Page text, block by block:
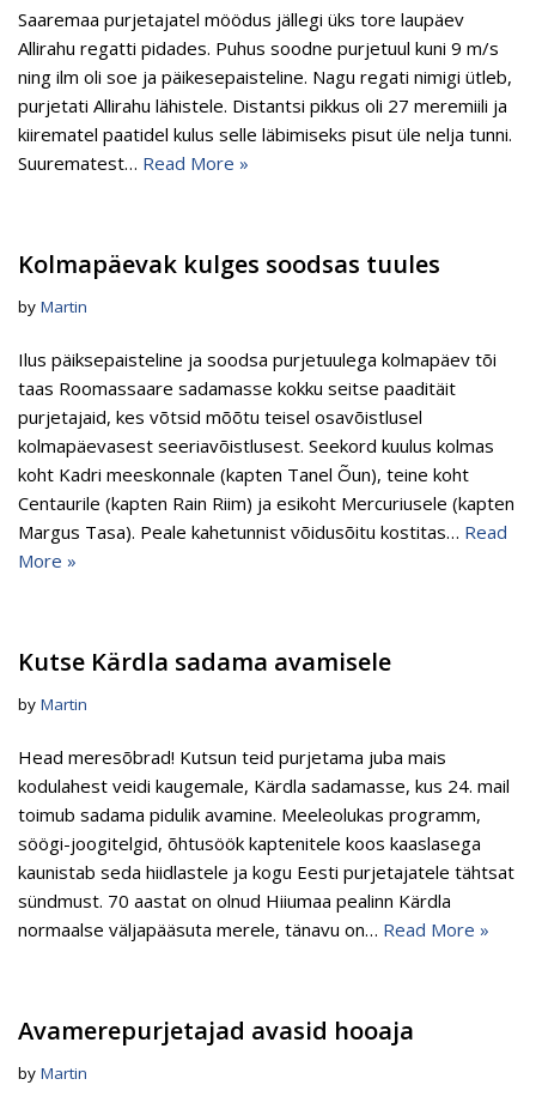
Saaremaa purjetajatel möödus jällegi üks tore laupäev
Allirahu regatti pidades. Puhus soodne purjetuul kuni 9 m/s
ning ilm oli soe ja päikesepaisteline. Nagu regati nimigi ütleb,
purjetati Allirahu lähistele. Distantsi pikkus oli 27 meremiili ja
kiirematel paatidel kulus selle läbimiseks pisut üle nelja tunni.
Suurematest… Read More »
Kolmapäevak kulges soodsas tuules
by Martin
Ilus päiksepaisteline ja soodsa purjetuulega kolmapäev tõi
taas Roomassaare sadamasse kokku seitse paaditäit
purjetajaid, kes võtsid mõõtu teisel osavõistlusel
kolmapäevasest seeriavõistlusest. Seekord kuulus kolmas
koht Kadri meeskonnale (kapten Tanel Õun), teine koht
Centaurile (kapten Rain Riim) ja esikoht Mercuriusele (kapten
Margus Tasa). Peale kahetunnist võidusõitu kostitas… Read
More »
Kutse Kärdla sadama avamisele
by Martin
Head meresõbrad! Kutsun teid purjetama juba mais
kodulahest veidi kaugemale, Kärdla sadamasse, kus 24. mail
toimub sadama pidulik avamine. Meeleolukas programm,
söögi-joogitelgid, õhtusöök kaptenitele koos kaaslasega
kaunistab seda hiidlastele ja kogu Eesti purjetajatele tähtsat
sündmust. 70 aastat on olnud Hiiumaa pealinn Kärdla
normaalse väljapääsuta merele, tänavu on… Read More »
Avamerepurjetajad avasid hooaja
by Martin